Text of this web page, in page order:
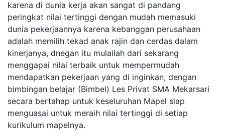
karena di dunia kerja akan sangat di pandang
peringkat nilai tertinggi dengan mudah memasuki
dunia pekerjaannya karena kebanggan perusahaan
adalah memilih tekad anak rajin dan cerdas dalam
kinerjanya, dnegan itu mulailah dari sekarang
menggapai nilai terbaik untuk mempermudah
mendapatkan pekerjaan yang di inginkan, dengan
bimbingan belajar (Bimbel) Les Privat SMA Mekarsari
secara bertahap untuk keseluruhan Mapel siap
menguasai untuk meraih nilai tertinggi di setiap
kurikulum mapelnya.